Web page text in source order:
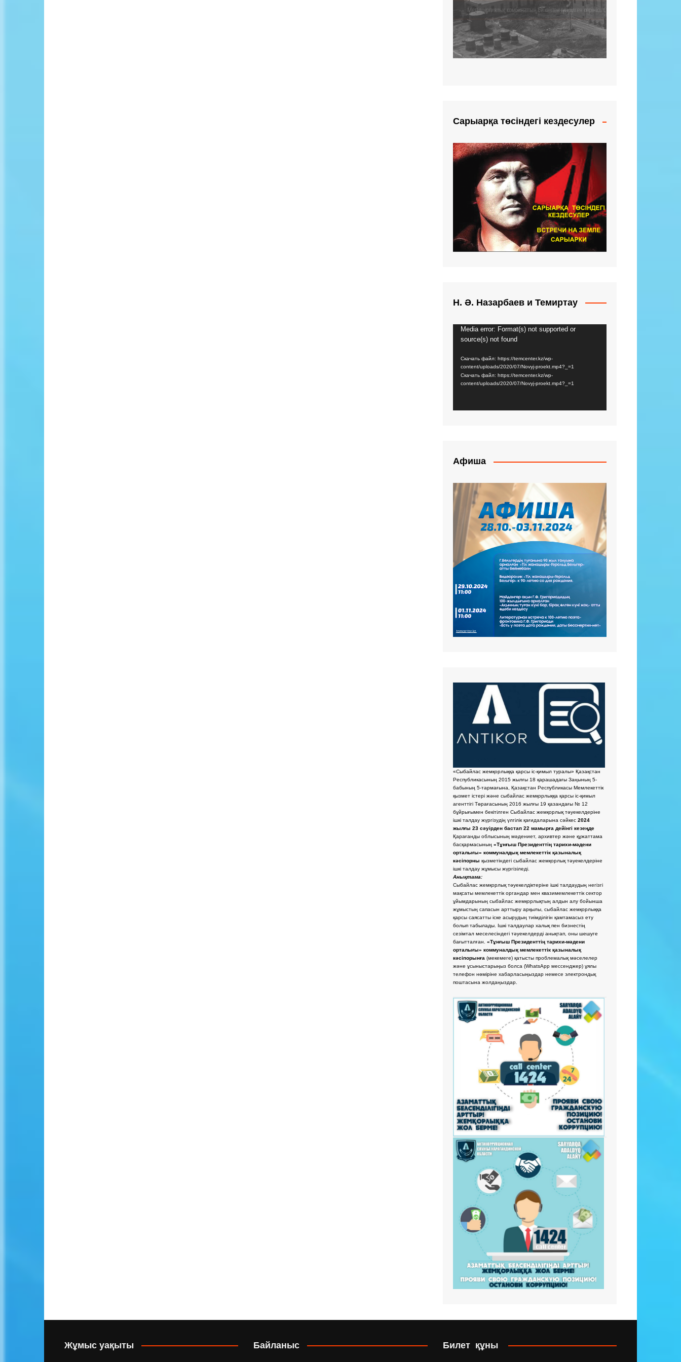
Сарыарқа төсіндегі кездесулер
Н. Ә. Назарбаев и Темиртау
Видеоплеер
Media error: Format(s) not supported or
source(s) not found
Скачать файл: https://temcenter.kz/wp-
content/uploads/2020/07/Novyj-proekt.mp4?_=1
Скачать файл: https://temcenter.kz/wp-
content/uploads/2020/07/Novyj-proekt.mp4?_=1
Афиша
«Сыбайлас жемқорлыққа қарсы іс-қимыл туралы» Қазақстан
Республикасының 2015 жылғы 18 қарашадағы Заңының 5-
бабының 5-тармағына, Қазақстан Республикасы Мемлекеттік
қызмет істері және сыбайлас жемқорлыққа қарсы іс-қимыл
агенттігі Төрағасының 2016 жылғы 19 қазандағы № 12
бұйрығымен бекітілген Сыбайлас жемқорлық тәуекелдеріне
ішкі талдау жүргізудің үлгілік қағидаларына сәйкес2024
жылғы 23 сәуірден бастап 22 мамырға дейінгі кезеңде
Қарағанды облысының мәдениет, архивтер және құжаттама
басқармасының «Тұнғыш Президенттің тарихи-мәдени
орталығы» коммуналдық мемлекеттік қазыналық
кәсіпорны қызметіндегі сыбайлас жемқорлық тәуекелдеріне
ішкі талдау жұмысы жүргізіледі.
Анықтама:
Сыбайлас жемқорлық тәуекелдіктеріне ішкі талдаудың негізгі
мақсаты мемлекеттік органдар мен квазимемлекеттік сектор
ұйымдарының сыбайлас жемқорлықтың алдын алу бойынша
жұмыстың сапасын арттыру арқылы, сыбайлас жемқорлыққа
қарсы саясатты іске асырудың тиімділігін қамтамасыз ету
болып табылады. Ішкі талдаулар халық пен бизнестің
сезімтал меселесіндегі тәуекелдерді анықтап, оны шешуге
бағытталған. «Тұнғыш Президенттің тарихи-мәдени
орталығы» коммуналдық мемлекеттік қазыналық
кәсіпорынға(мекемеге) қатысты проблемалық мәселелер
және ұсыныстарыңыз болса (WhatsApp мессенджер) ұялы
телефон нөміріне хабарласыңыздар немесе электрондық
поштасына жолдаңыздар.
Жұмыс уақыты Байланыс Билет құны